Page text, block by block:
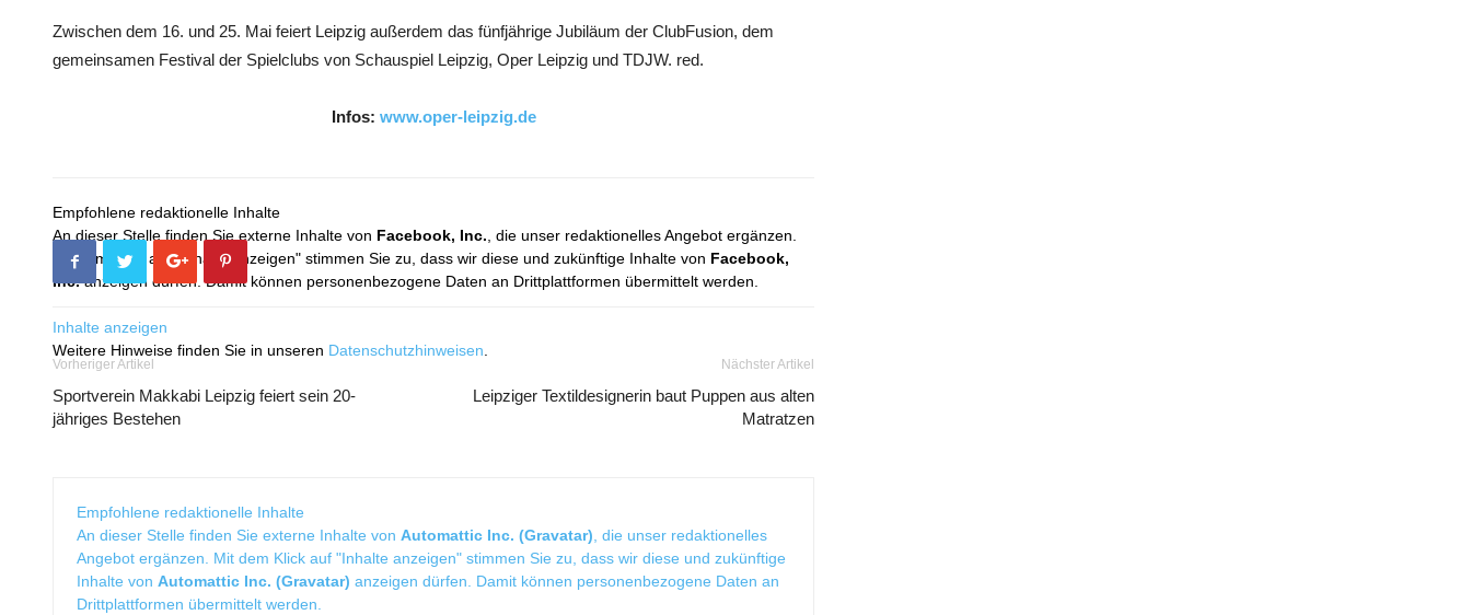
Zwischen dem 16. und 25. Mai feiert Leipzig außerdem das fünfjährige Jubiläum der ClubFusion, dem
gemeinsamen Festival der Spielclubs von Schauspiel Leipzig, Oper Leipzig und TDJW. red.
Infos: www.oper-leipzig.de
Empfohlene redaktionelle Inhalte
An dieser Stelle finden Sie externe Inhalte von Facebook, Inc. , die unser redaktionelles Angebot ergänzen.
Mit dem Klick auf "Inhalte anzeigen" stimmen Sie zu, dass wir diese und zukünftige Inhalte von Facebook,
Inc.anzeigen dürfen. Damit können personenbezogene Daten an Drittplattformen übermittelt werden.
Inhalte anzeigen
Weitere Hinweise finden Sie in unseren Datenschutzhinweisen
Vorheriger Artikel
Sportverein Makkabi Leipzig feiert sein 20-
jähriges Bestehen
Nächster Artikel
Leipziger Textildesignerin baut Puppen aus alten
Matratzen
Empfohlene redaktionelle Inhalte
An dieser Stelle finden Sie externe Inhalte von Automattic Inc. (Gravatar) , die unser redaktionelles
Angebot ergänzen. Mit dem Klick auf "Inhalte anzeigen" stimmen Sie zu, dass wir diese und zukünftige
Inhalte von Automattic Inc. (Gravatar) anzeigen dürfen. Damit können personenbezogene Daten an
Drittplattformen übermittelt werden.